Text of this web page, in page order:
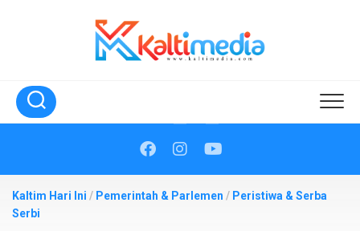
Kaltim Hari Ini / Pemerintah & Parlemen / Peristiwa & Serba
Serbi